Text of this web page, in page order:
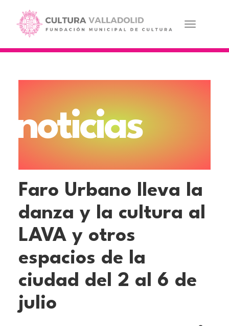
contenido
principal
Toggle
noticias
Faro Urbano lleva la
danza y la cultura al
LAVA y otros
espacios de la
ciudad del 2 al 6 de
julio